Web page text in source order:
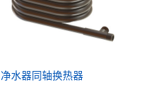
净水器同轴换热器